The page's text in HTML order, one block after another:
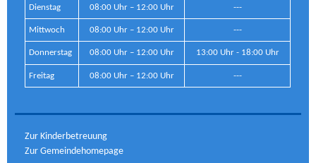
Dienstag 08:00 Uhr – 12:00 Uhr ---
Mittwoch 08:00 Uhr – 12:00 Uhr ---
Donnerstag 08:00 Uhr – 12:00 Uhr 13:00 Uhr - 18:00 Uhr
Freitag 08:00 Uhr – 12:00 Uhr ---
Zur Kinderbetreuung
Zur Gemeindehomepage